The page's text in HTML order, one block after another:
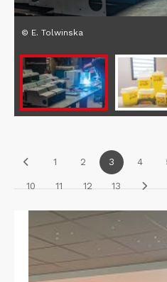
© E. Tolwinska
1 2 3 4
10 11 12 13